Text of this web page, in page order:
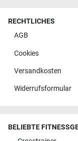
RECHTLICHES
AGB
Cookies
Versandkosten
Widerrufsformular
BELIEBTE